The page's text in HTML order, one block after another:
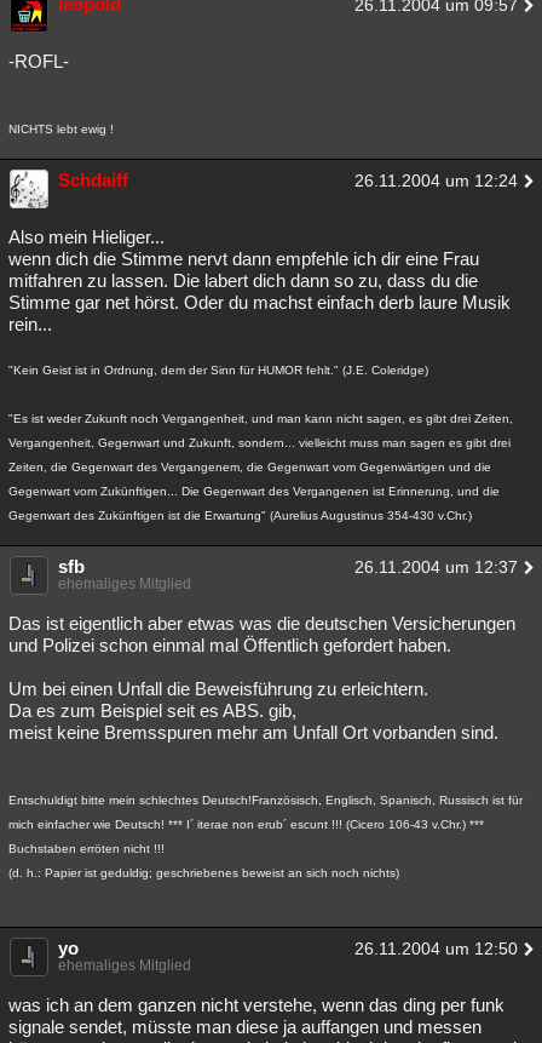
leopold 26.11.2004 um 09:57
-ROFL-
NICHTS lebt ewig !
Schdaiff 26.11.2004 um 12:24
Also mein Hieliger...
wenn dich die Stimme nervt dann empfehle ich dir eine Frau
mitfahren zu lassen. Die labert dich dann so zu, dass du die
Stimme gar net hörst. Oder du machst einfach derb laure Musik
rein...
"Kein Geist ist in Ordnung, dem der Sinn für HUMOR fehlt." (J.E. Coleridge)
"Es ist weder Zukunft noch Vergangenheit, und man kann nicht sagen, es gibt drei Zeiten,
Vergangenheit, Gegenwart und Zukunft, sondern... vielleicht muss man sagen es gibt drei
Zeiten, die Gegenwart des Vergangenem, die Gegenwart vom Gegenwärtigen und die
Gegenwart vom Zukünftigen... Die Gegenwart des Vergangenen ist Erinnerung, und die
Gegenwart des Zukünftigen ist die Erwartung" (Aurelius Augustinus 354-430 v.Chr.)
sfb 26.11.2004 um 12:37
ehemaliges Mitglied
Das ist eigentlich aber etwas was die deutschen Versicherungen
und Polizei schon einmal mal Öffentlich gefordert haben.
Um bei einen Unfall die Beweisführung zu erleichtern.
Da es zum Beispiel seit es ABS. gib,
meist keine Bremsspuren mehr am Unfall Ort vorbanden sind.
Entschuldigt bitte mein schlechtes Deutsch!Französisch, Englisch, Spanisch, Russisch ist für
mich einfacher wie Deutsch! *** I´ iterae non erub´ escunt !!! (Cicero 106-43 v.Chr.) ***
Buchstaben erröten nicht !!!
(d. h.: Papier ist geduldig; geschriebenes beweist an sich noch nichts)
yo 26.11.2004 um 12:50
ehemaliges Mitglied
was ich an dem ganzen nicht verstehe, wenn das ding per funk
signale sendet, müsste man diese ja auffangen und messen